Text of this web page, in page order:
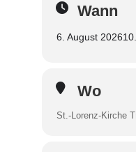
Wann
6. August 2026
Wo
St.-Lorenz-Kirche